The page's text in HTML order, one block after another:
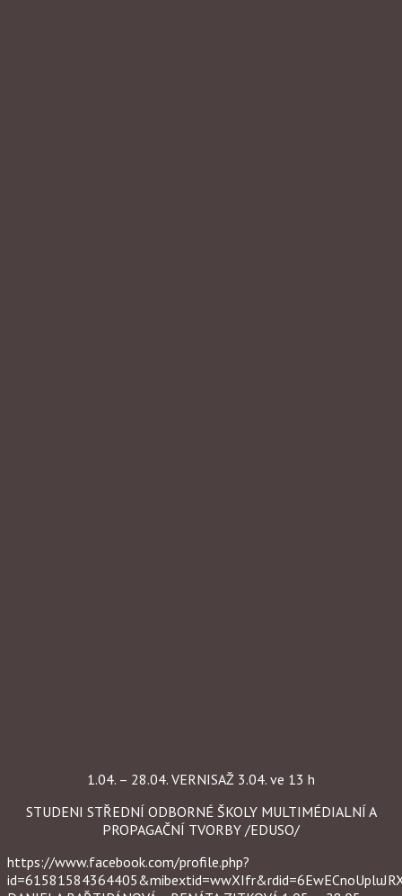
1.04. – 28.04. VERNISAŽ 3.04. ve 13 h
STUDENI STŘEDNÍ ODBORNÉ ŠKOLY MULTIMÉDIALNÍ A
PROPAGAČNÍ TVORBY /EDUSO/
https://www.facebook.com/profile.php?